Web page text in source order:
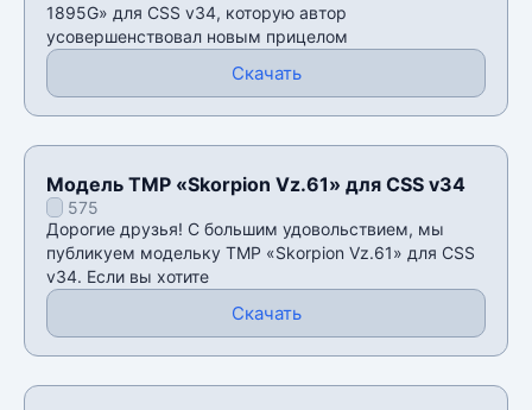
1895G» для CSS v34, которую автор
усовершенствовал новым прицелом
Скачать
Модель TMP «Skorpion Vz.61» для CSS v34
575
Дорогие друзья! С большим удовольствием, мы
публикуем модельку TMP «Skorpion Vz.61» для CSS
v34. Если вы хотите
Скачать